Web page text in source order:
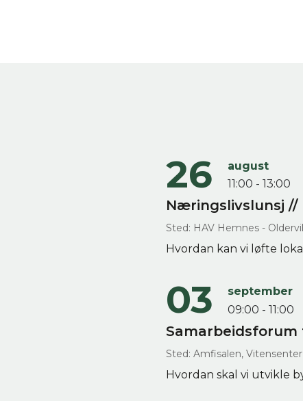
26
august
11:00 - 13:00
Næringslivslunsj
Sted: HAV Hemnes -
Hvordan kan vi løfte
03
september
09:00 - 11:00
Sted: Amfisalen,
Hvordan skal vi utvikle